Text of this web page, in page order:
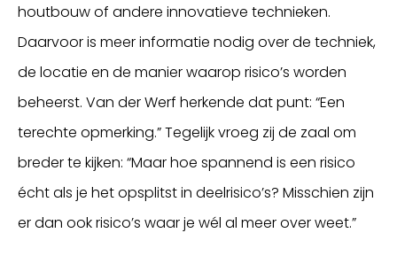
houtbouw of andere innovatieve technieken.
Daarvoor is meer informatie nodig over de techniek,
de locatie en de manier waarop risico’s worden
beheerst. Van der Werf herkende dat punt: “Een
terechte opmerking.” Tegelijk vroeg zij de zaal om
breder te kijken: “Maar hoe spannend is een risico
écht als je het opsplitst in deelrisico’s? Misschien zijn
er dan ook risico’s waar je wél al meer over weet.”